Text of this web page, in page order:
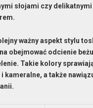
słojami czy
ważny aspekt stylu
obejmować odcienie
Takie kolory
kameralne, a także